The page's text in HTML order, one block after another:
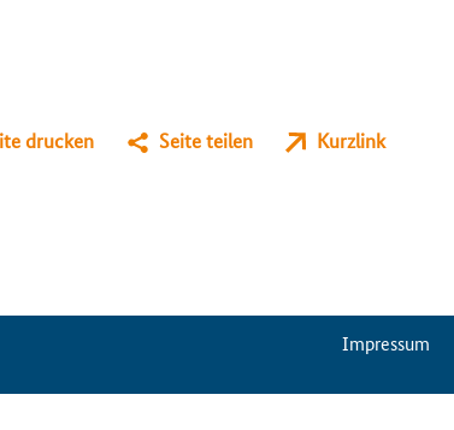
drucken Seite teilen Kurzlink
ServiceMenuImpressum